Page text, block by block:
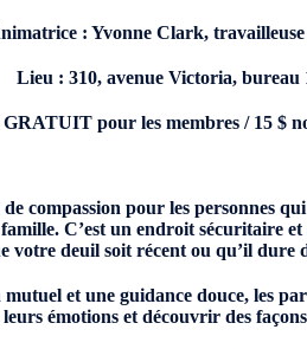
: Yvonne Clark, travailleuse
Lieu : 310, avenue Victoria, bureau
pour les membres / 15 $
compassion pour les personnes
C’est un endroit sécuritaire
votre deuil soit récent ou qu’il dure
mutuel et une guidance douce, les
émotions et découvrir des